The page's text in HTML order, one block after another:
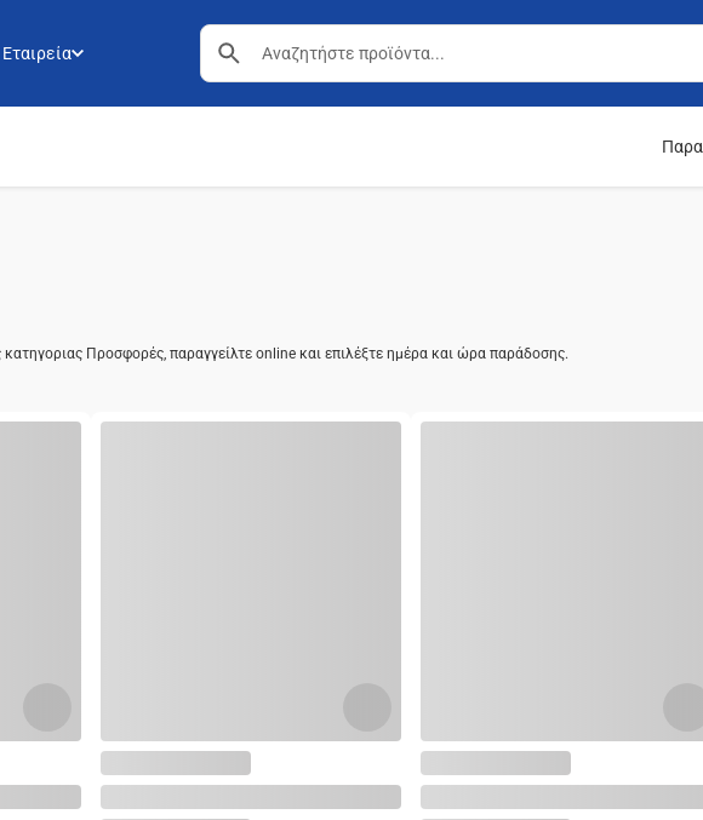
Εταιρεία
κατηγοριας Προσφορές, παραγγείλτε online και επιλέξτε ημέρα και ώρα παράδοσης.